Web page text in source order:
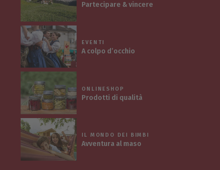
Partecipare & vincere
EVENTI
A colpo d’occhio
ONLINESHOP
Prodotti di qualità
IL MONDO DEI BIMBI
Avventura al maso